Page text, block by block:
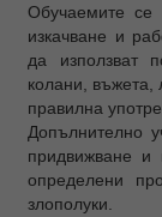
Обучаемите се
изкачване и
да използват
колани, въжета,
правилна
Допълнително
придвижване и
определени
злополуки.